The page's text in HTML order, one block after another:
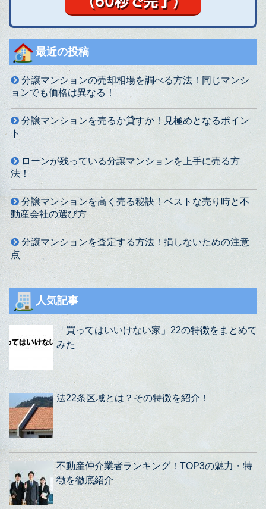
最近の投稿
分譲マンションの売却相場を調べる方法！同じマンシ
ョンでも価格は異なる！
分譲マンションを売るか貸すか！見極めとなるポイン
ト
ローンが残っている分譲マンションを上手に売る方
法！
分譲マンションを高く売る秘訣！ベストな売り時と不
動産会社の選び方
分譲マンションを査定する方法！損しないための注意
点
人気記事
「買ってはいいけない家」22の特徴をまとめて
みた
法22条区域とは？その特徴を紹介！
不動産仲介業者ランキング！TOP3の魅力・特
徴を徹底紹介